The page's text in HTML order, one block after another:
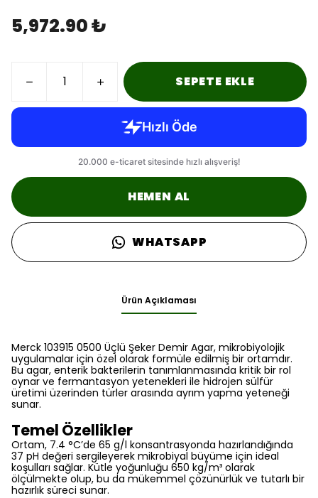
5,972.90 ₺
SEPETE EKLE
HEMEN AL
WHATSAPP
Ürün Açıklaması
Merck 103915 0500 Üçlü Şeker Demir Agar, mikrobiyolojik
uygulamalar için özel olarak formüle edilmiş bir ortamdır.
Bu agar, enterik bakterilerin tanımlanmasında kritik bir rol
oynar ve fermantasyon yetenekleri ile hidrojen sülfür
üretimi üzerinden türler arasında ayrım yapma yeteneği
sunar.
Temel Özellikler
Ortam, 7.4 °C’de 65 g/l konsantrasyonda hazırlandığında
37 pH değeri sergileyerek mikrobiyal büyüme için ideal
koşulları sağlar. Kütle yoğunluğu 650 kg/m³ olarak
ölçülmekte olup, bu da mükemmel çözünürlük ve tutarlı bir
hazırlık süreci sunar.